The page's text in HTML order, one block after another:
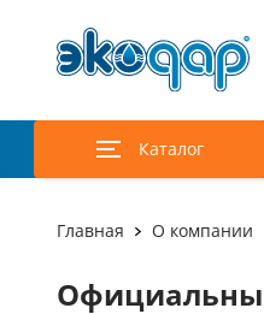
Каталог
Главная О компании